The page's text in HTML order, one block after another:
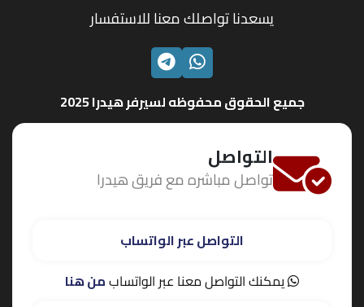
يسعدنا تواصلك معنا للاستفسار
الواتسابتليجرام
جميع الحقوق محفوظه لسيرفر هيدرا 2025
التواصل
تواصل مباشره مع فريق هيدرا
التواصل عبر الواتساب
يمكنك التواصل معنا عبر الواتسابمن هنا